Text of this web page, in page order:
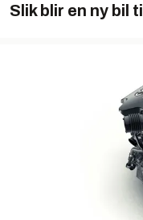
Slik blir en ny bil til